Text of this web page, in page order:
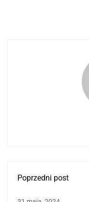
Poprzedni post